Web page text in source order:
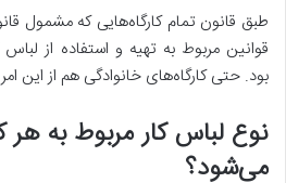
طبق قانون تمام کارگاه‌هایی که مشمول
قوانین مربوط به تهیه و استفاده از
بود. حتی کارگاه‌های خانوادگی هم از این
نوع لباس کار مربوط به هر
می‌شود؟